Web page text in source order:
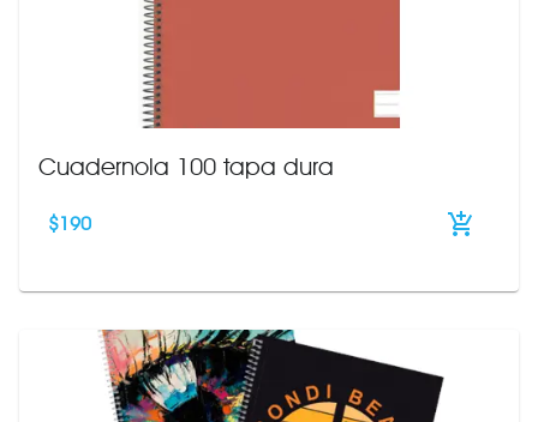
Cuadernola 100 tapa dura
$190